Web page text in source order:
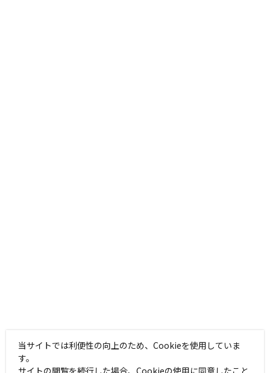
当サイトでは利便性の向上のため、Cookieを使用していま
す。
サイトの閲覧を続行した場合、Cookieの使用に同意したこと